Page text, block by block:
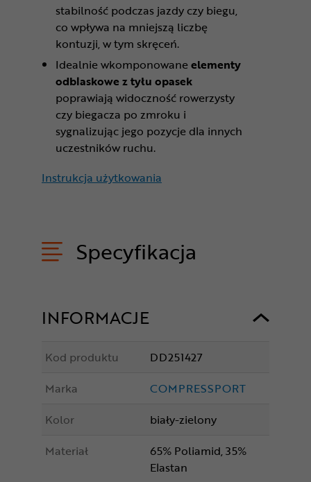
stabilność podczas jazdy czy biegu,
co wpływa na mniejszą liczbę
kontuzji, w tym skręceń.
Idealnie wkomponowaneelementy
odblaskowe z tyłu opasek
poprawiają widoczność rowerzysty
czy biegacza po zmroku i
sygnalizując jego pozycje dla innych
uczestników ruchu.
Instrukcja użytkowania
Specyfikacja
INFORMACJE
Kod produktu
DD251427
Marka
COMPRESSPORT
Kolor
biały-zielony
Materiał
65% Poliamid, 35%
Elastan